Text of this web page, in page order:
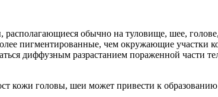
обычно на туловище, шее,
пигментированные, чем окружающие участки
диффузным разрастанием пораженной части
кожи головы, шеи может привести к